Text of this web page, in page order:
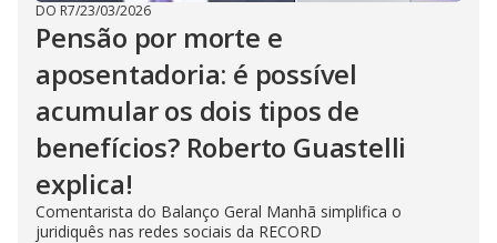
DO R7/23/03/2026
Pensão por morte e
aposentadoria: é possível
acumular os dois tipos de
benefícios? Roberto Guastelli
explica!
Comentarista do Balanço Geral Manhã simplifica o
juridiquês nas redes sociais da RECORD